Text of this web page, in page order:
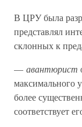
В ЦРУ была
представлял
склонных к
— авантюрист
максимального
более
соответствует